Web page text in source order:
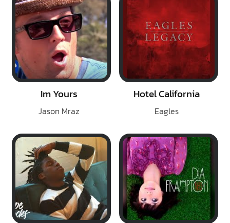
Im Yours
Jason Mraz
Hotel California
Eagles